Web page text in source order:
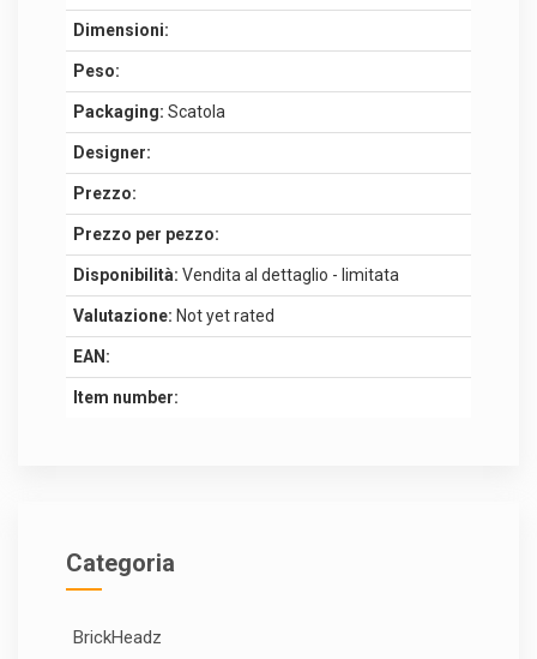
Dimensioni:
Peso:
Packaging: Scatola
Designer:
Prezzo:
Prezzo per pezzo:
Disponibilità: Vendita al dettaglio - limitata
Valutazione: Not yet rated
EAN:
Item number:
Categoria
BrickHeadz